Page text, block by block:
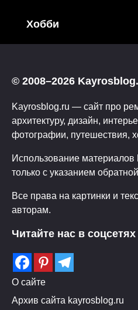
Хобби
© 2008–2026
Kayrosblog.ru — сайт про
архитектуру, дизайн,
фотографии, путешествия,
Использование
только с указанием
Все права на картинки и
авторам.
Читайте нас в соцсетях
О сайте
Архив сайта kayrosblog.ru